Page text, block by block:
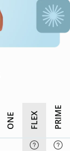
ONE FLEX PRIME